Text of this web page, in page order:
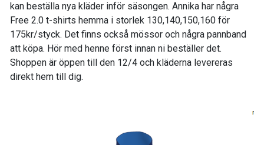
kan beställa nya kläder inför säsongen. Annika har några
Free 2.0 t-shirts hemma i storlek 130,140,150,160 för
175kr/styck. Det finns också mössor och några pannband
att köpa. Hör med henne först innan ni beställer det.
Shoppen är öppen till den 12/4 och kläderna levereras
direkt hem till dig.